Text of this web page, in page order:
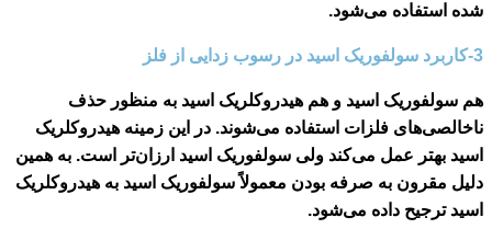
شده استفاده می‌شود.
3-کاربرد سولفوریک اسید در رسوب زدایی از فلز
هم سولفوریک اسید و هم هیدروکلریک اسید به منظور حذف
ناخالصی‌های فلزات استفاده می‌شوند. در این زمینه هیدروکلریک
اسید بهتر عمل می‌کند ولی سولفوریک اسید ارزان‌تر است. به همین
دلیل مقرون به صرفه بودن معمولاً سولفوریک اسید به هیدروکلریک
اسید ترجیح داده می‌شود.